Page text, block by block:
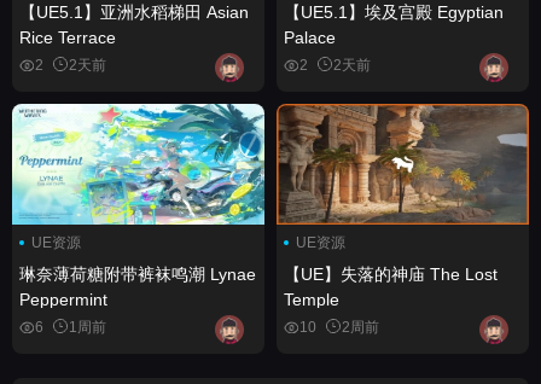
【UE5.1】亚洲水稻梯田 Asian
Rice Terrace
2 2天前
【UE5.1】埃及宫殿 Egyptian
Palace
2 2天前
UE资源
琳奈薄荷糖附带裤袜鸣潮 Lynae
Peppermint
6 1周前
UE资源
【UE】失落的神庙 The Lost
Temple
10 2周前